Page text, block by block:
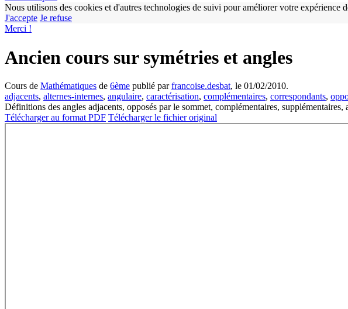
Nous utilisons des cookies et d'autres technologies de suivi pour améliorer votre
J'accepte Je refuse
Merci !
Ancien cours sur symétries et angles
Cours de Mathématiques de 6ème publié parfrancoise.desbat, le 01/02/2010.
adjacents, alternes-internes, angulaire, caractérisation, complémentaires, correspondants,
Définitions des angles adjacents, opposés par le sommet, complémentaires,
Télécharger au format PDF Télécharger le fichier original